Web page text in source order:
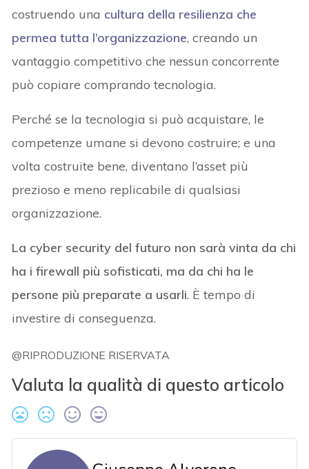
costruendo una cultura della resilienza che
permea tutta l’organizzazione, creando un
vantaggio competitivo che nessun concorrente
può copiare comprando tecnologia.
Perché se la tecnologia si può acquistare, le
competenze umane si devono costruire; e una
volta costruite bene, diventano l’asset più
prezioso e meno replicabile di qualsiasi
organizzazione.
La cyber security del futuro non sarà vinta da chi
ha i firewall più sofisticati, ma da chi ha le
persone più preparate a usarli. È tempo di
investire di conseguenza.
@RIPRODUZIONE RISERVATA
Valuta la qualità di questo articolo